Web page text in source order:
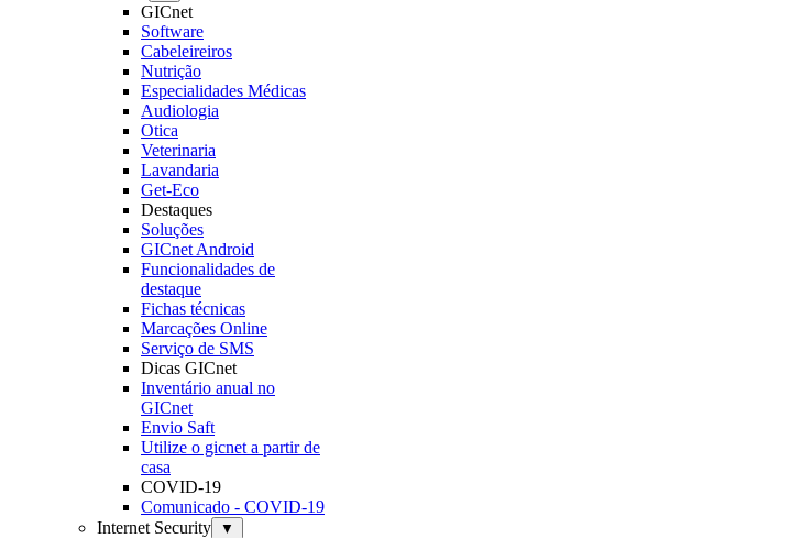
GICnet
Software
Cabeleireiros
Nutrição
Especialidades Médicas
Audiologia
Otica
Veterinaria
Lavandaria
Get-Eco
Destaques
Soluções
GICnet Android
Funcionalidades de
destaque
Fichas técnicas
Marcações Online
Serviço de SMS
Dicas GICnet
Inventário anual no
GICnet
Envio Saft
Utilize o gicnet a partir de
casa
COVID-19
Comunicado - COVID-19
Internet Security
▼